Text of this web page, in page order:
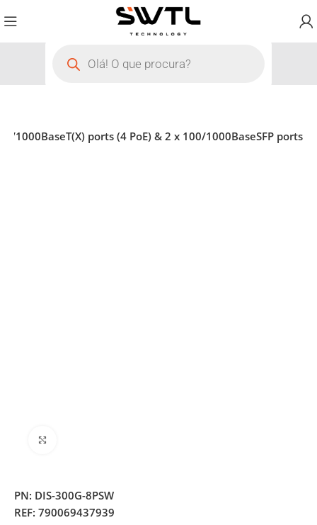
1000BaseT(X) ports (4 PoE) & 2 x 100/1000BaseSFP ports
PN: DIS-300G-8PSW
REF:790069437939